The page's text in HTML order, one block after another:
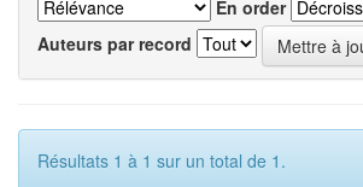
En order
Auteurs par record
Résultats 1 à 1 sur un total de 1.